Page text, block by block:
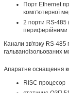
Порт Ethernet
комп'ютерної
2 порти RS-485
периферійними
Канали зв'язку RS-
гальваноізольованих
Апаратне оснащення
RISC процесор